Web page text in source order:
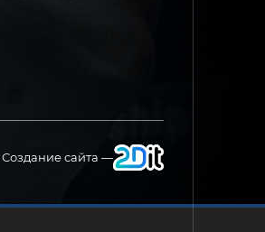
Создание сайта —